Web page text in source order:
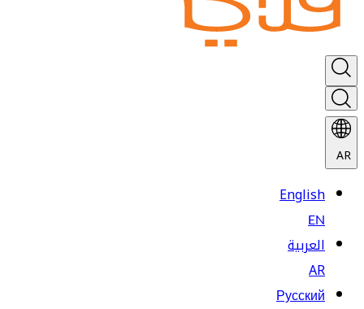
AR
English
EN
العربية
AR
Русский